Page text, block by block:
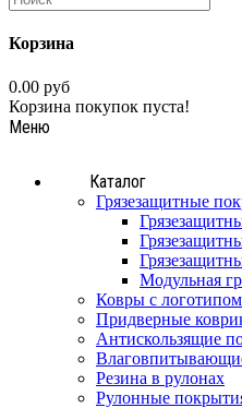
Корзина
0.00 руб
Корзина покупок пуста!
Меню
Каталог
Грязезащитные
Модульная
Ковры с логотипом
Придверные
Антискользящие
Резина в рулонах
Рулонные